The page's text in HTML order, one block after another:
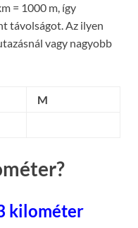
= 1000 m, így
távolságot. Az ilyen
vagy nagyobb
M
kilométer